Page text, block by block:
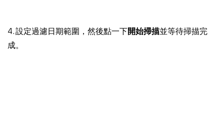
4. 設定過濾日期範圍，然後點一下 開始掃描並等待掃描完
成。